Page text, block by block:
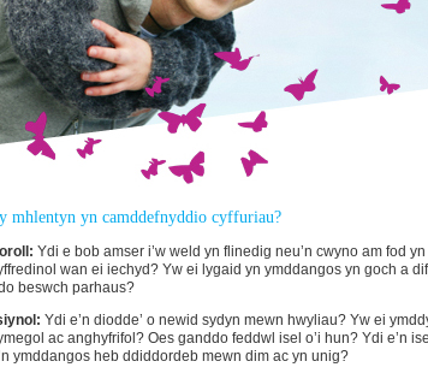
mhlentyn yn camddefnyddio cyffuriau?
Ydi e bob amser i’w weld yn flinedig neu’n cwyno am fod
wan ei iechyd? Yw ei lygaid yn ymddangos yn goch a
beswch parhaus?
Ydi e’n diodde’ o newid sydyn mewn hwyliau? Yw ei
ac anghyfrifol? Oes ganddo feddwl isel o’i hun? Ydi e’n
ymddangos heb ddiddordeb mewn dim ac yn unig?